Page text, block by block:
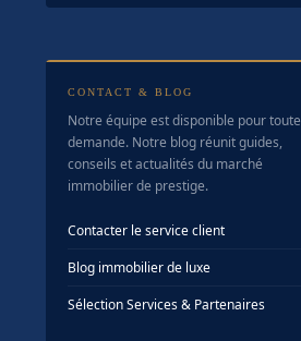
CONTACT & BLOG
Notre équipe est disponible pour toute
demande. Notre blog réunit guides,
conseils et actualités du marché
immobilier de prestige.
Contacter le service client
Blog immobilier de luxe
Sélection Services & Partenaires